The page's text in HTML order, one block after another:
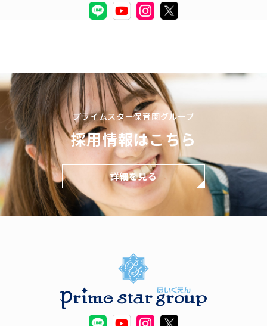
プライムスター保育園グループ
採用情報はこちら
詳細を見る